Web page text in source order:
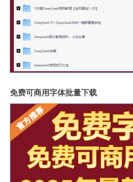
免费可商用字体批量下载